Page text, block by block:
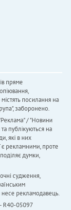
пряме
посилання на
заборонено.
/ "Новини
публікуються на
які в них
рекламними, проте
думки,
судження,
несе рекламодавець.
- R40-05097